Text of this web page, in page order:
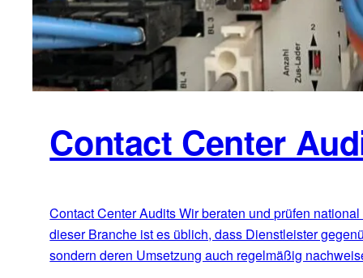
Contact Center
Contact Center Audits Wir beraten und prüfen
dieser Branche ist es üblich, dass Dienstleister
sondern deren Umsetzung auch regelmäßig